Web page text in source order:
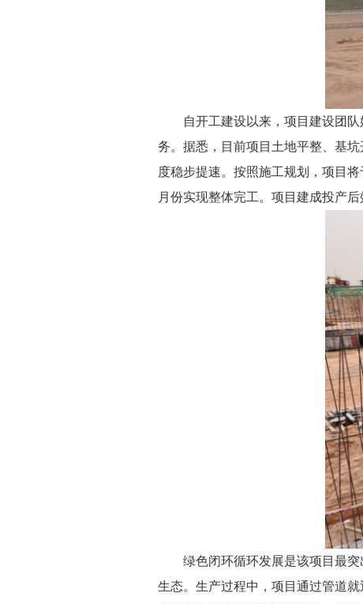
自开工建设以来，项目建设团
务。据悉，目前项目土地平整、基
度稳步提速。按照施工规划，项目
月份实现整体完工。项目建成投产
绿色闭环循环发展是该项目最
生态。生产过程中，项目通过管道